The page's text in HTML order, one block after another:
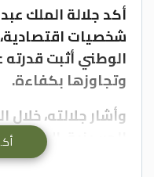
أكد جلالة الملك
شخصيات اقتصادية،
الوطني أثبت
وتجاوزها بكفاءة.
وأشار جلالته،
الحسينية، إلى أن
رسخ استقراره